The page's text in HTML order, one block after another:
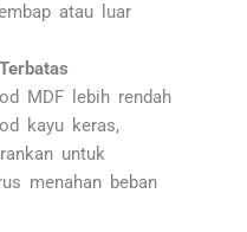
atau luar
MDF lebih rendah
kayu keras,
untuk
menahan beban